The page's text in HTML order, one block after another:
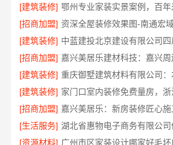
[建筑装修] 鄂州专业家装实景案例，百年
[招商加盟]
[建筑装修]
[招商加盟]
[建筑装修]
[建筑装修]
[招商加盟] 嘉兴美居乐：新房装修匠心施
[生活服务]
[资源材料] 广州市区家装设计哪家好毛